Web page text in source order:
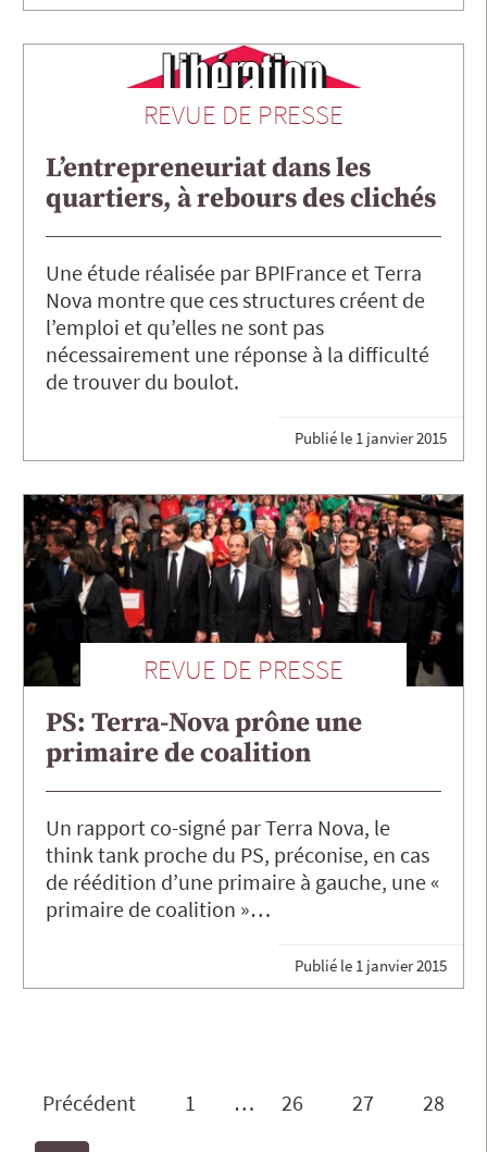
REVUE DE PRESSE
L’entrepreneuriat dans les
quartiers, à rebours des clichés
Une étude réalisée par BPIFrance et Terra
Nova montre que ces structures créent de
l’emploi et qu’elles ne sont pas
nécessairement une réponse à la difficulté
de trouver du boulot.
Publié le 1 janvier 2015
REVUE DE PRESSE
PS: Terra-Nova prône une
primaire de coalition
Un rapport co-signé par Terra Nova, le
think tank proche du PS, préconise, en cas
de réédition d’une primaire à gauche, une «
primaire de coalition »…
Publié le 1 janvier 2015
Précédent 1 … 26 27 28